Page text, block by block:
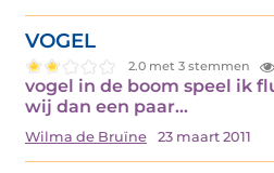
VOGEL
2.0 met 3 stemmen
vogel in de boom speel ik
wij dan een paar…
Wilma de Bruïne 23 maart 2011